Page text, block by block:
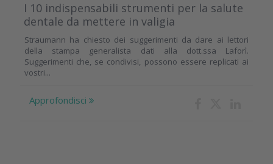
I 10 indispensabili strumenti per la salute
dentale da mettere in valigia
Straumann ha chiesto dei suggerimenti da dare ai lettori
della stampa generalista dati alla dott.ssa Laforì.
Suggerimenti che, se condivisi, possono essere replicati ai
vostri...
Approfondisci